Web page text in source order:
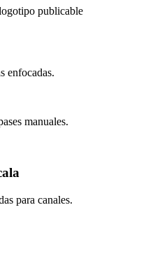
publicable
enfocadas.
manuales.
para canales.